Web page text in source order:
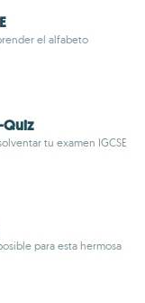
el alfabeto
Quiz
tu examen IGCSE
para esta hermosa